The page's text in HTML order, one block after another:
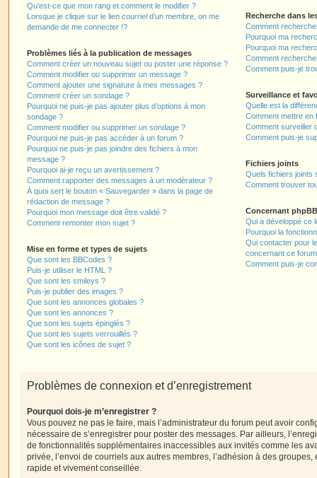
Qu’est-ce que mon rang et comment le modifier ?
Lorsque je clique sur le lien courrield’un membre, on me
demande de me connecter !?
Problèmes liés à la publication de messages
Comment créer un nouveau sujet ou poster une réponse ?
Comment modifier ou supprimer un message ?
Comment ajouter une signature à mes messages ?
Comment créer un sondage ?
Pourquoi ne puis-je pas ajouter plus d’options à mon
sondage ?
Comment modifier ou supprimer un sondage ?
Pourquoi ne puis-je pas accéder à un forum ?
Pourquoi ne puis-je pas joindre des fichiers à mon
message ?
Pourquoi ai-je reçu un avertissement ?
Comment rapporter des messages à un modérateur ?
À quoi sert le bouton « Sauvegarder » dans la page de
rédaction de message ?
Pourquoi mon message doit être validé ?
Comment remonter mon sujet ?
Mise en forme et types de sujets
Que sont les BBCodes ?
Puis-je utiliser le HTML ?
Que sont les smileys ?
Puis-je publier des images ?
Que sont les annonces globales ?
Que sont les annonces ?
Que sont les sujets épinglés ?
Que sont les sujets verrouillés ?
Que sont les icônes de sujet ?
Recherche dans
Comment
Pourquoi ma
Pourquoi ma
Comment
Comment puis-je
Surveillance et
Quelle est la
Comment mettre en
Comment surveiller
Comment puis-je
Fichiers joints
Quels fichiers joints
Comment trouver
Concernant phpBB
Qui a développé ce
Pourquoi la
Qui contacter pour
concernant ce
Comment puis-je
Problèmes de connexion et d’enregistrement
Pourquoi dois-je m’enregistrer ?
Vous pouvez ne pas le faire, mais l’administrateur du forum peut avoir
nécessaire de s’enregistrer pour poster des messages. Par ailleurs,
de fonctionnalités supplémentaires inaccessibles aux invités comme les
privée, l’envoi de courriels aux autres membres, l’adhésion à des groupes,
rapide et vivement conseillée.